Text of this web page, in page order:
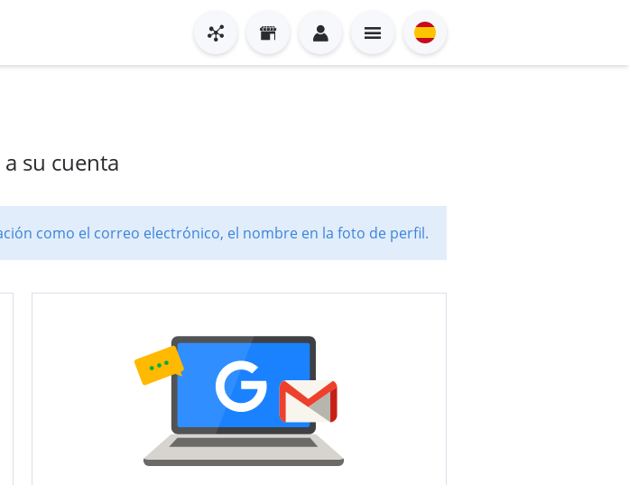
su cuenta
como el correo electrónico, el nombre en la foto de perfil.